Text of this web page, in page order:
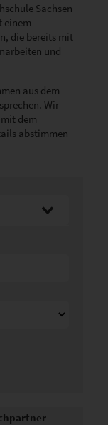
Sachsen
einem
die bereits mit
und
aus dem
Wir
dem
abstimmen